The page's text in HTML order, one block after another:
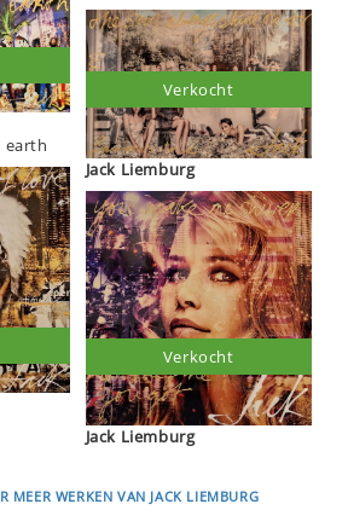
earth
Jack Liemburg
Verkocht
Jack Liemburg
Verkocht
MEER WERKEN VAN JACK LIEMBURG